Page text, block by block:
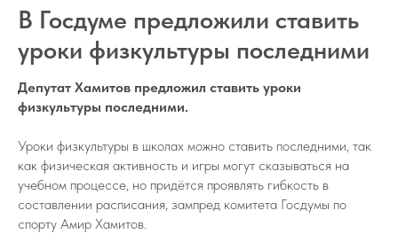
В Госдуме предложили ставить
уроки физкультуры последними
Депутат Хамитов предложил ставить уроки
физкультуры последними.
Уроки физкультуры в школах можно ставить последними, так
как физическая активность и игры могут сказываться на
учебном процессе, но придётся проявлять гибкость в
составлении расписания, зампред комитета Госдумы по
спорту Амир Хамитов.